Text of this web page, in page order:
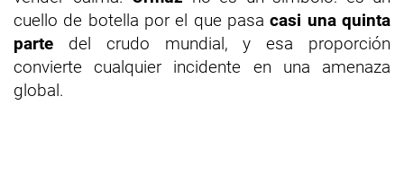
cuello de botella por el que pasacasi una quinta
parte del crudo mundial, y esa proporción
convierte cualquier incidente en una amenaza
global.